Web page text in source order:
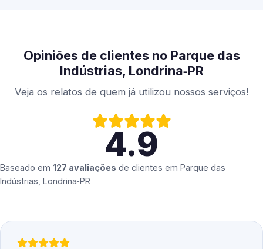
Opiniões de clientes no Parque das
Indústrias, Londrina‑PR
Veja os relatos de quem já utilizou nossos serviços!
4.9
Baseado em 127 avaliações de clientes em Parque das
Indústrias, Londrina‑PR